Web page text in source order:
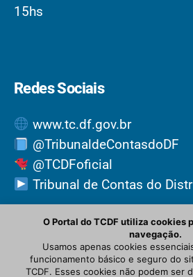
15hs
Redes Sociais
www.tc.df.gov.br
@TribunaldeContasdoDF
@TCDFoficial
Tribunal de Contas do
O Portal do TCDF utiliza cookies
navegação.
Usamos apenas cookies
funcionamento básico e seguro do
TCDF. Esses cookies não podem ser